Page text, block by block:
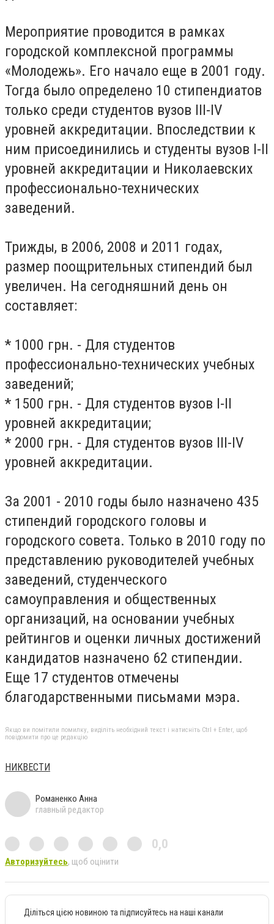
Мероприятие проводится в рамках
городской комплексной программы
«Молодежь». Его начало еще в 2001 году.
Тогда было определено 10 стипендиатов
только среди студентов вузов III-IV
уровней аккредитации. Впоследствии к
ним присоединились и студенты вузов I-II
уровней аккредитации и Николаевских
профессионально-технических
заведений.
Трижды, в 2006, 2008 и 2011 годах,
размер поощрительных стипендий был
увеличен. На сегодняшний день он
составляет:
* 1000 грн. - Для студентов
профессионально-технических учебных
заведений;
* 1500 грн. - Для студентов вузов I-II
уровней аккредитации;
* 2000 грн. - Для студентов вузов III-IV
уровней аккредитации.
За 2001 - 2010 годы было назначено 435
стипендий городского головы и
городского совета. Только в 2010 году по
представлению руководителей учебных
заведений, студенческого
самоуправления и общественных
организаций, на основании учебных
рейтингов и оценки личных достижений
кандидатов назначено 62 стипендии.
Еще 17 студентов отмечены
благодарственными письмами мэра.
Якщо ви помітили помилку, виділіть необхідний текст і натисніть Ctrl + Enter, щоб
повідомити про це редакцію
НИКВЕСТИ
Романенко Анна
главный редактор
0,0
Авторизуйтесь, щоб оцінити
Діліться цією новиною та підписуйтесь на наші канали